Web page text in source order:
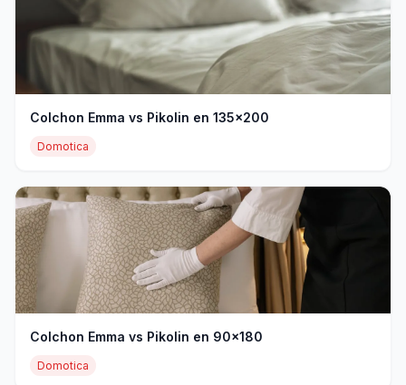
Colchon Emma vs Pikolin en 135x200
Domotica
Colchon Emma vs Pikolin en 90x180
Domotica